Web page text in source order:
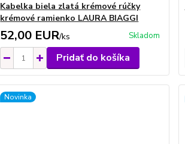
Kabelka biela zlatá krémové rúčky
krémové ramienko LAURA BIAGGI
52,00 EUR/ks Skladom
Pridať do košíka
Novinka